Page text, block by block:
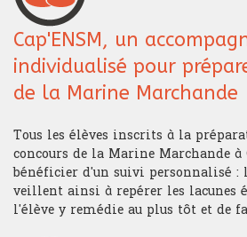
Cap'ENSM, un
individualisé pour
de la Marine Marchande
Tous les élèves inscrits à la
concours de la Marine Marchande à
bénéficier d'un suivi personnalisé :
veillent ainsi à repérer les lacunes
l'élève y remédie au plus tôt et de